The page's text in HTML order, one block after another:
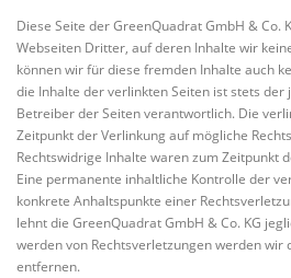
Diese Seite der GreenQuadrat GmbH & Co.
Webseiten Dritter, auf deren Inhalte wir
können wir für diese fremden Inhalte auch
die Inhalte der verlinkten Seiten ist stets
Betreiber der Seiten verantwortlich. Die
Zeitpunkt der Verlinkung auf mögliche
Rechtswidrige Inhalte waren zum Zeitpunkt
Eine permanente inhaltliche Kontrolle der
konkrete Anhaltspunkte einer
lehnt die GreenQuadrat GmbH & Co. KG
werden von Rechtsverletzungen werden wir
entfernen.